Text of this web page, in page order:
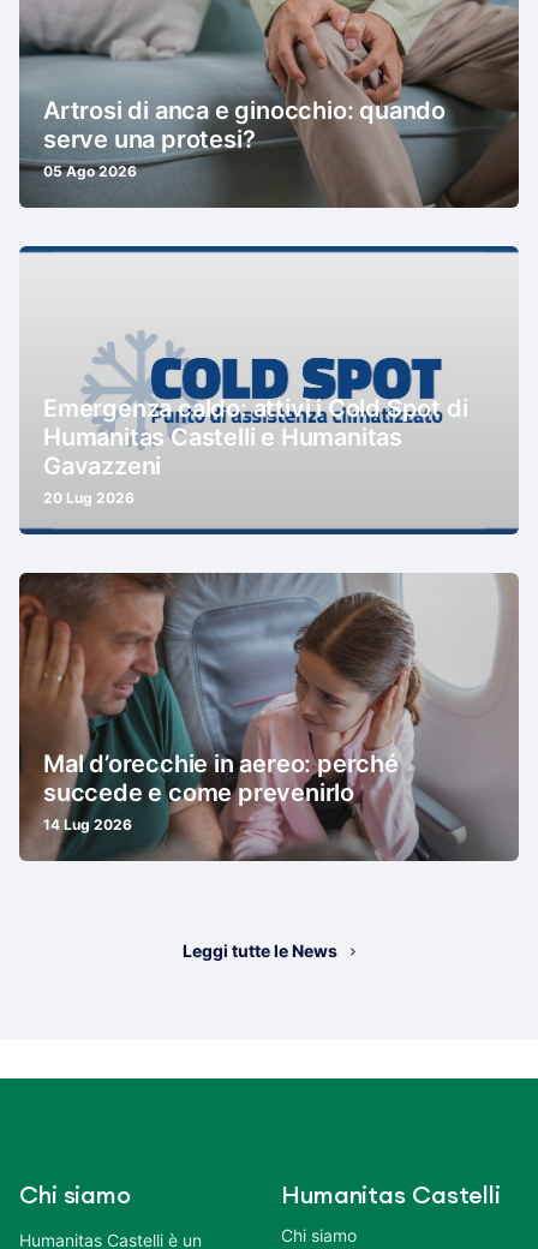
Artrosi di anca e ginocchio: quando
serve una protesi?
05 Ago 2026
Emergenza caldo: attivi i Cold Spot di
Humanitas Castelli e Humanitas
Gavazzeni
20 Lug 2026
Mal d’orecchie in aereo: perché
succede e come prevenirlo
14 Lug 2026
Leggi tutte le News
Chi siamo
Humanitas Castelli è un
Humanitas Castelli
Chi siamo